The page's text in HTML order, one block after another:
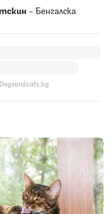
– Бенгалска
Dogsandcats.bg